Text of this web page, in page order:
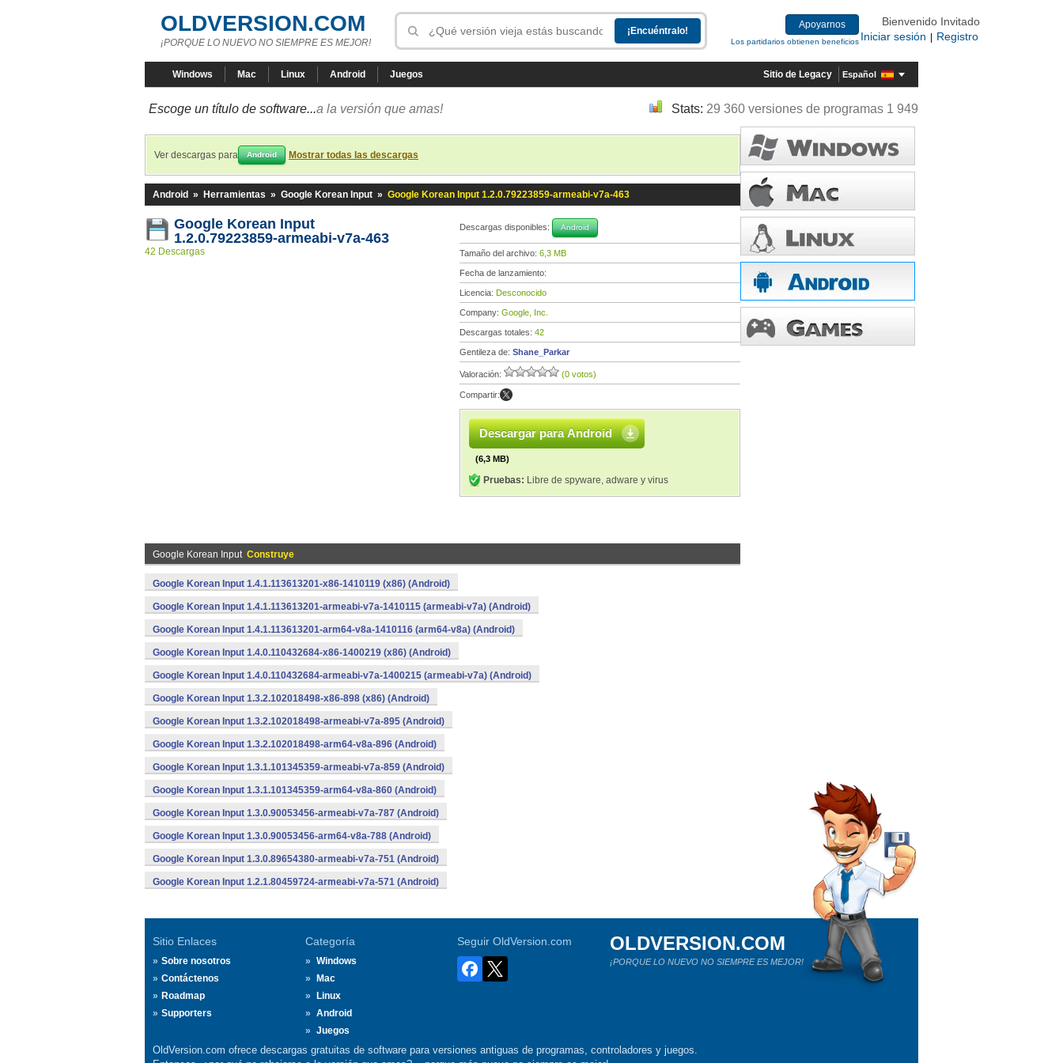
OLDVERSION.COM
¡PORQUE LO NUEVO NO SIEMPRE ES MEJOR!
Apoyarnos
Los partidarios obtienen beneficios
Bienvenido Invitado
Iniciar sesión
Registro
Windows Mac Linux Android Juegos Sitio de Legacy Español
Escoge un título de software...a la versión que amas! Stats: 29 360 versiones de programas 1 949
Ver descargas para Android Mostrar todas las descargas
Android » Herramientas » Google Korean Input » Google Korean Input 1.2.0.79223859-armeabi-v7a-463
Google Korean Input
1.2.0.79223859-armeabi-v7a-463
42 Descargas
Descargas disponibles: Android
Tamaño del archivo: 6,3 MB
Fecha de lanzamiento:
Licencia: Desconocido
Company: Google, Inc.
Descargas totales: 42
Gentileza de: Shane_Parkar
Valoración: (0 votos)
Compartir:
Descargar para Android
(6,3 MB)
Pruebas: Libre de spyware, adware y virus
Google Korean Input Construye
Google Korean Input 1.4.1.113613201-x86-1410119 (x86) (Android)
Google Korean Input 1.4.1.113613201-armeabi-v7a-1410115 (armeabi-v7a) (Android)
Google Korean Input 1.4.1.113613201-arm64-v8a-1410116 (arm64-v8a) (Android)
Google Korean Input 1.4.0.110432684-x86-1400219 (x86) (Android)
Google Korean Input 1.4.0.110432684-armeabi-v7a-1400215 (armeabi-v7a) (Android)
Google Korean Input 1.3.2.102018498-x86-898 (x86) (Android)
Google Korean Input 1.3.2.102018498-armeabi-v7a-895 (Android)
Google Korean Input 1.3.2.102018498-arm64-v8a-896 (Android)
Google Korean Input 1.3.1.101345359-armeabi-v7a-859 (Android)
Google Korean Input 1.3.1.101345359-arm64-v8a-860 (Android)
Google Korean Input 1.3.0.90053456-armeabi-v7a-787 (Android)
Google Korean Input 1.3.0.90053456-arm64-v8a-788 (Android)
Google Korean Input 1.3.0.89654380-armeabi-v7a-751 (Android)
Google Korean Input 1.2.1.80459724-armeabi-v7a-571 (Android)
Sitio Enlaces
Sobre nosotros
Contáctenos
Roadmap
Supporters
Categoría
Windows
Mac
Linux
Android
Juegos
Seguir OldVersion.com OLDVERSION.COM
¡PORQUE LO NUEVO NO SIEMPRE ES MEJOR!
OldVersion.com ofrece descargas gratuitas de software para versiones antiguas de programas, controladores y juegos.